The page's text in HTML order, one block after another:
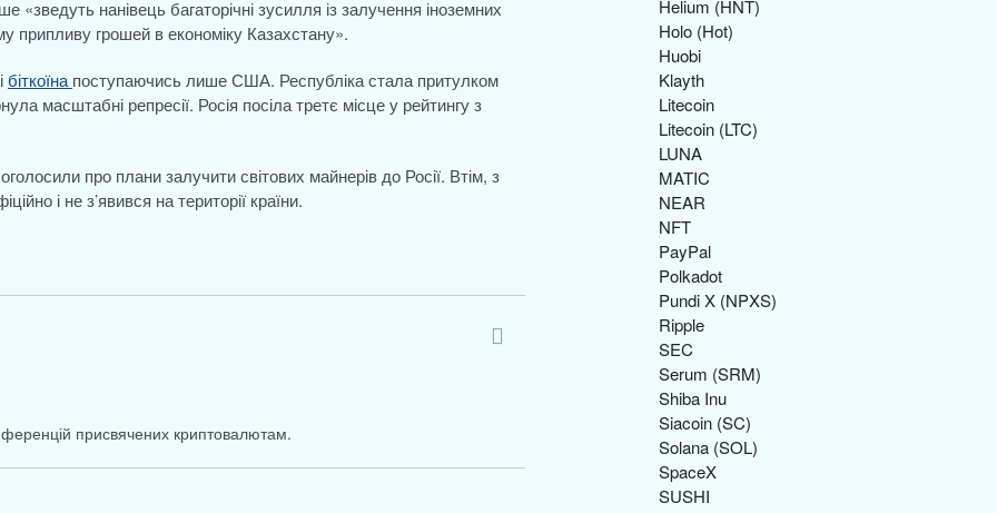
нанівець багаторічні зусилля із залучення іноземних
припливу грошей в економіку Казахстану».
біткоїна поступаючись лише США. Республіка стала притулком
масштабні репресії. Росія посіла третє місце у рейтингу з
про плани залучити світових майнерів до Росії. Втім, з
і не з’явився на території країни.
присвячених криптовалютам.
Helium (HNT)
Holo (Hot)
Huobi
Klayth
Litecoin
Litecoin (LTC)
LUNA
MATIC
NEAR
NFT
PayPal
Polkadot
Pundi X (NPXS)
Ripple
SEC
Serum (SRM)
Shiba Inu
Siacoin (SC)
Solana (SOL)
SpaceX
SUSHI